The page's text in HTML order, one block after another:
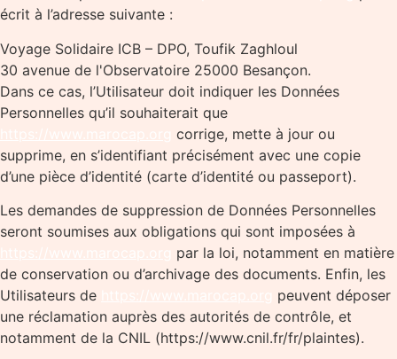
écrit à l’adresse suivante :
Voyage Solidaire ICB – DPO, Toufik Zaghloul
30 avenue de l'Observatoire 25000 Besançon.
Dans ce cas, l’Utilisateur doit indiquer les Données
Personnelles qu’il souhaiterait que
corrige, mette à jour ou
supprime, en s’identifiant précisément avec une copie
d’une pièce d’identité (carte d’identité ou passeport).
Les demandes de suppression de Données Personnelles
seront soumises aux obligations qui sont imposées à
par la loi, notamment en matière
de conservation ou d’archivage des documents. Enfin, les
Utilisateurs de
peuvent déposer
une réclamation auprès des autorités de contrôle, et
notamment de la CNIL (https://www.cnil.fr/fr/plaintes).